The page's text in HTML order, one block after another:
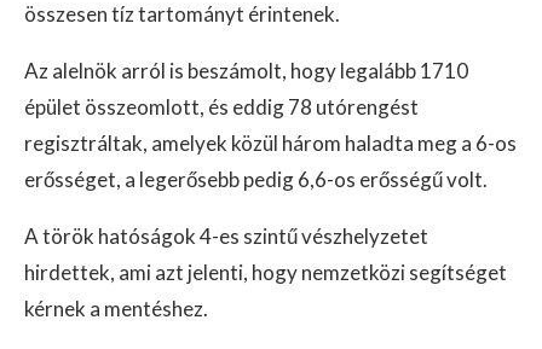
összesen tíz tartományt érintenek.
Az alelnök arról is beszámolt, hogy legalább 1710
épület összeomlott, és eddig 78 utórengést
regisztráltak, amelyek közül három haladta meg a 6-os
erősséget, a legerősebb pedig 6,6-os erősségű volt.
A török hatóságok 4-es szintű vészhelyzetet
hirdettek, ami azt jelenti, hogy nemzetközi segítséget
kérnek a mentéshez.